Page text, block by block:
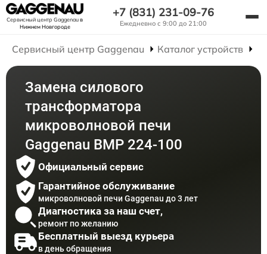
Сервисный центр Gaggenauв
Нижнем Новгороде
+7 (831) 231-09-76
Ежедневно с 9:00 до 21:00
Сервисный центр Gaggenau Каталог устройств
Замена силового
трансформатора
микроволновой печи
Gaggenau BMP 224-100
Официальный сервис
Гарантийное обслуживание
микроволновой печи Gaggenau до 3 лет
Диагностика за наш счет,
ремонт по желанию
Бесплатный выезд курьера
в день обращения